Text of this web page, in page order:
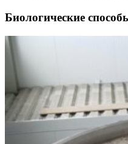
Биологические